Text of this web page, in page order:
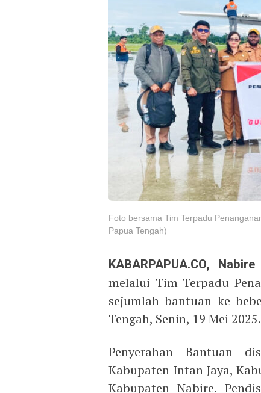
Foto bersama Tim Terpadu
Papua Tengah)
KABARPAPUA.CO,
melalui Tim Terpadu
sejumlah bantuan ke
Tengah, Senin, 19 Mei 2025.
Penyerahan Bantuan
Kabupaten Intan Jaya,
Kabupaten Nabire.